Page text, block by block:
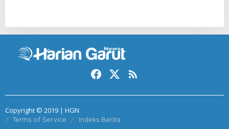
Copyright © 2019 | HGN
Terms of Service Indeks Berita